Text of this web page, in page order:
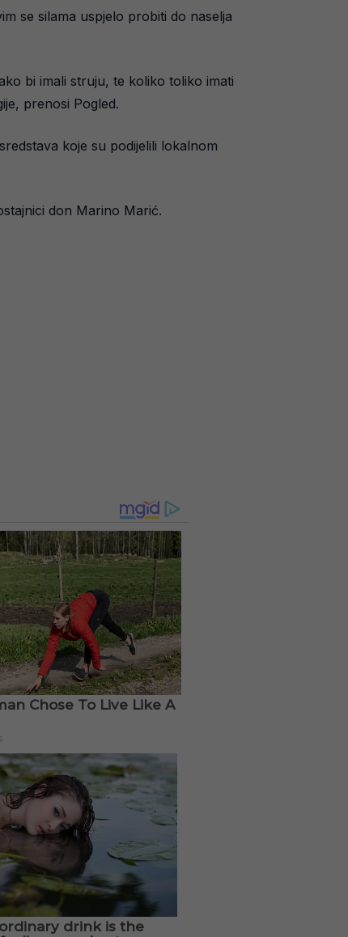
se silama uspjelo probiti do naselja
bi imali struju, te koliko toliko imati
prenosi Pogled.
koje su podijelili lokalnom
don Marino Marić.